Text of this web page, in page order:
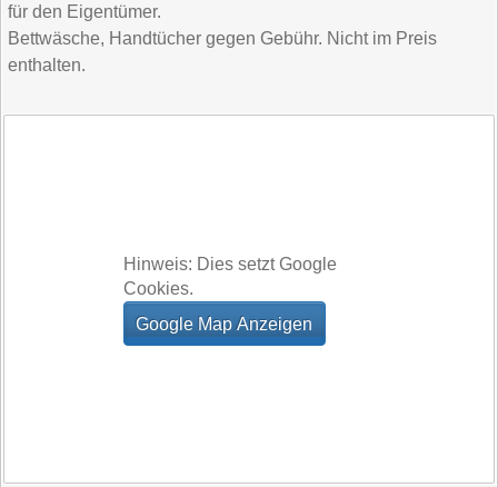
für den Eigentümer.
Bettwäsche, Handtücher gegen Gebühr. Nicht im Preis
enthalten.
Hinweis: Dies setzt Google
Cookies.